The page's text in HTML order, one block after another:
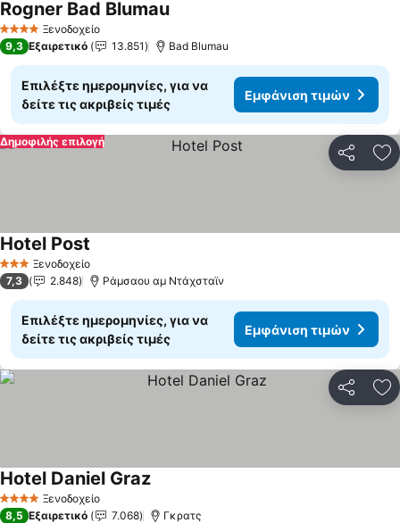
4 ΑστέριαΞενοδοχείο
Rogner Bad BlumauΕμφάνιση τιμών
9,3 Εξαιρετικό 13.851 Bad Blumau
Επιλέξτε ημερομηνίες, για να
δείτε τις ακριβείς τιμές
Εμφάνιση τιμών
Δημοφιλής επιλογή
3 ΑστέριαΞενοδοχείο
Hotel Post
7,3 2.848 Ράμσαου αμ Ντάχσταϊν
Επιλέξτε ημερομηνίες, για να
δείτε τις ακριβείς τιμές
Εμφάνιση τιμών
4 ΑστέριαΞενοδοχείο
Hotel Daniel GrazΕμφάνιση τιμών
8,5 Εξαιρετικό 7.068 Γκρατς